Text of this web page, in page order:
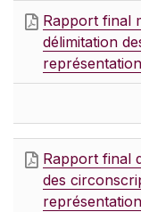
Rapport final
délimitation
représentation
Rapport final
des
représentation